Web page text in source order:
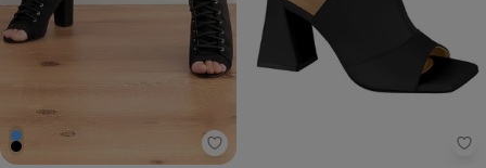
Perfecta - Ankle Boot Preto